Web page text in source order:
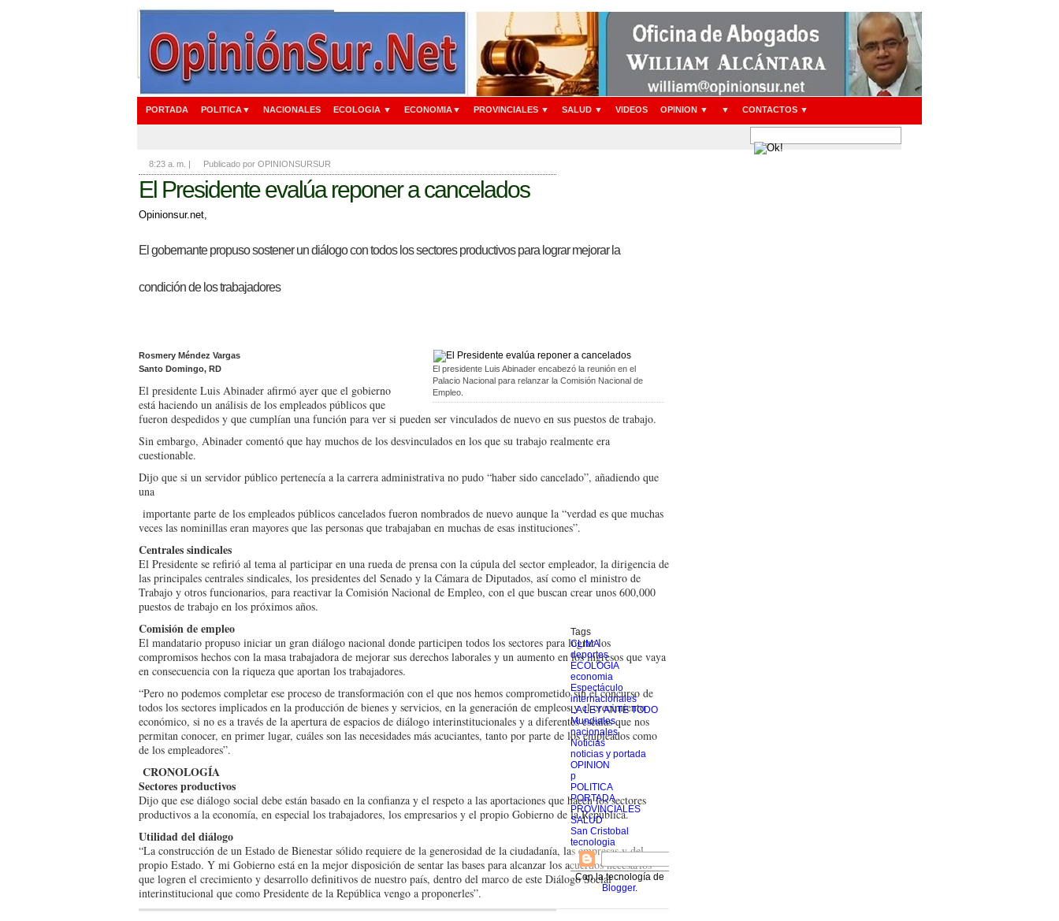
PORTADA POLITICA▼ NACIONALES ECOLOGIA ▼ ECONOMIA▼ PROVINCIALES ▼ SALUD ▼ VIDEOS OPINION ▼ ▼ CONTACTOS ▼
8:23 a. m. | Publicado por OPINIONSURSUR
El Presidente evalúa reponer a cancelados
Opinionsur.net,
El gobernante propuso sostener un diálogo con todos los sectores productivos para lograr mejorar la
condición de los trabajadores
El presidente Luis Abinader encabezó la reunión en el
Palacio Nacional para relanzar la Comisión Nacional de
Empleo.
Rosmery Méndez Vargas
Santo Domingo, RD
El presidente Luis Abina­der afirmó ayer que el go­bierno
está haciendo un análisis de los empleados públicos que
fueron des­pedidos y que cumplían una función para ver si pueden ser vinculados de nuevo en sus puestos de trabajo.
Sin embargo, Abinader comentó que hay muchos de los desvinculados en los que su trabajo realmente era
cuestionable.
Dijo que si un servidor público pertenecía a la ca­rrera administrativa no pudo “haber sido cance­lado”, añadiendo que
una
importante parte de los em­pleados públicos cancela­dos fueron nombrados de nuevo aunque la “verdad es que muchas
veces las nomi­nillas eran mayores que las personas que trabajaban en muchas de esas institucio­nes”.
Centrales sindicales
El Presidente se refirió al tema al participar en una rueda de prensa con la cú­pula del sector empleador, la dirigencia de
las princi­pales centrales sindicales, los presidentes del Sena­do y la Cámara de Diputa­dos, así como el ministro de
Trabajo y otros funcio­narios, para reactivar la Comisión Nacional de Em­pleo, con el que buscan crear unos 600,000
pues­tos de trabajo en los próxi­mos años.
Comisión de empleo
El mandatario propuso ini­ciar un gran diálogo nacio­nal donde participen todos los sectores para lograr los
compromisos hechos con la masa trabajadora de mejorar sus derechos labo­rales y un aumento en los ingresos que vaya
en con­secuencia con la riqueza que aportan los trabajado­res.
“Pero no podemos comple­tar ese proceso de transfor­mación con el que nos he­mos comprometido sin el concurso de
todos los sec­tores implicados en la pro­ducción de bienes y servi­cios, en la generación de empleos y el crecimiento
económico, si no es a través de la apertura de espacios de diálogo interinstitucio­nales y a diferentes escalas que nos
permitan conocer, en primer lugar, cuáles son las necesidades más acu­ciantes, tanto por parte de los empleados como
de los empleadores”.
CRONOLOGÍA
Sectores productivos
Dijo que ese diálogo so­cial debe están basado en la confianza y el res­peto a las aportaciones que hacen los sectores
productivos a la econo­mía, en especial los tra­bajadores, los empresa­rios y el propio Gobierno de la República.
Utilidad del diálogo
“La construcción de un Estado de Bienestar só­lido requiere de la gene­rosidad de la ciudada­nía, las empresas y del
propio Estado. Y mi Go­bierno está en la mejor disposición de sentar las bases para alcanzar los acuerdos necesarios
que logren el crecimiento y desarrollo definitivos de nuestro país, dentro del marco de este Diálo­go Social
interinstitucio­nal que como Presidente de la República vengo a proponerles”.
Tags
CLIMA
deportes
ECOLOGIA
economia
Espectáculo
internacionales
LA LEY ANTE TODO
Mundiales
nacionales
Noticias
noticias y portada
OPINION
p
POLITICA
PORTADA
PROVINCIALES
SALUD
San Cristobal
tecnologia
Con la tecnología de
Blogger.